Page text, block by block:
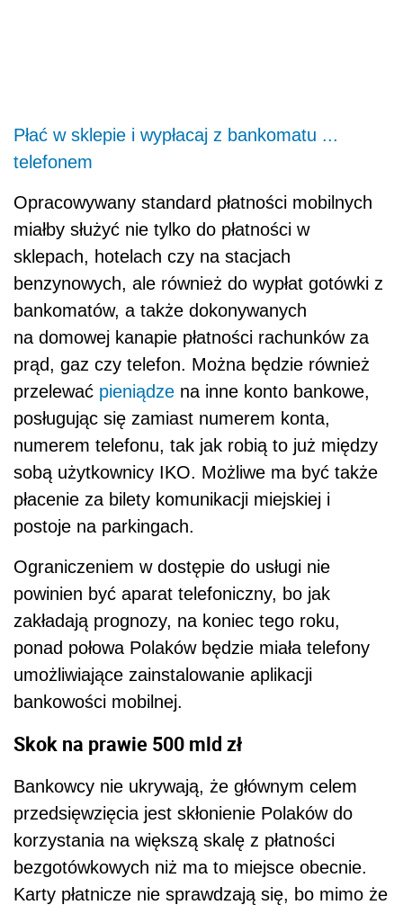
Płać w sklepie i wypłacaj z bankomatu ...
telefonem
Opracowywany standard płatności mobilnych
miałby służyć nie tylko do płatności w
sklepach, hotelach czy na stacjach
benzynowych, ale również do wypłat gotówki z
bankomatów, a także dokonywanych
na domowej kanapie płatności rachunków za
prąd, gaz czy telefon. Można będzie również
przelewać pieniądze na inne konto bankowe,
posługując się zamiast numerem konta,
numerem telefonu, tak jak robią to już między
sobą użytkownicy IKO. Możliwe ma być także
płacenie za bilety komunikacji miejskiej i
postoje na parkingach.
Ograniczeniem w dostępie do usługi nie
powinien być aparat telefoniczny, bo jak
zakładają prognozy, na koniec tego roku,
ponad połowa Polaków będzie miała telefony
umożliwiające zainstalowanie aplikacji
bankowości mobilnej.
Skok na prawie 500 mld zł
Bankowcy nie ukrywają, że głównym celem
przedsięwzięcia jest skłonienie Polaków do
korzystania na większą skalę z płatności
bezgotówkowych niż ma to miejsce obecnie.
Karty płatnicze nie sprawdzają się, bo mimo że